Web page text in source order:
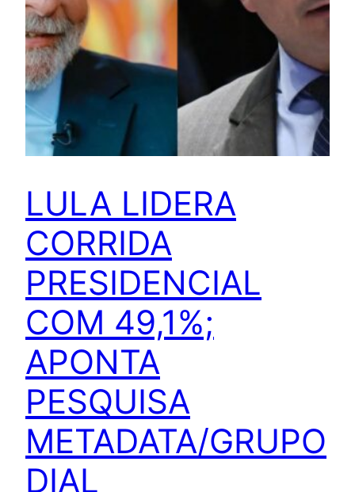
LULA LIDERA
CORRIDA
PRESIDENCIAL
COM 49,1%;
APONTA
PESQUISA
METADATA/GRUPO
DIAL